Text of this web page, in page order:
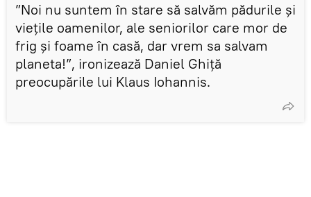
”Noi nu suntem în stare să salvăm pădurile și
viețile oamenilor, ale seniorilor care mor de
frig și foame în casă, dar vrem sa salvam
planeta!”, ironizează Daniel Ghiță
preocupările lui Klaus Iohannis.